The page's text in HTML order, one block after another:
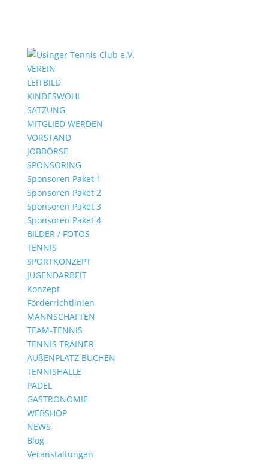
VEREIN
LEITBILD
KINDESWOHL
SATZUNG
MITGLIED WERDEN
VORSTAND
JOBBÖRSE
SPONSORING
Sponsoren Paket 1
Sponsoren Paket 2
Sponsoren Paket 3
Sponsoren Paket 4
BILDER / FOTOS
TENNIS
SPORTKONZEPT
JUGENDARBEIT
Konzept
Förderrichtlinien
MANNSCHAFTEN
TEAM-TENNIS
TENNIS TRAINER
AUßENPLATZ BUCHEN
TENNISHALLE
PADEL
GASTRONOMIE
WEBSHOP
NEWS
Blog
Veranstaltungen